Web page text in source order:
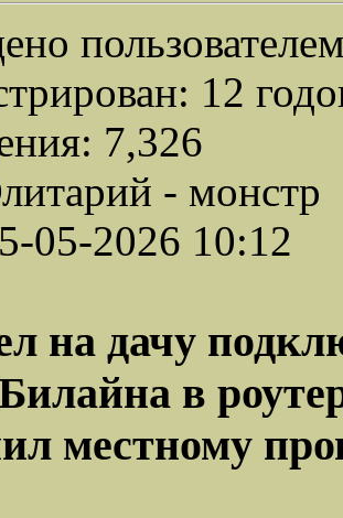
12
7,326
- монстр
05-2026 10:12
на дачу
в
местному